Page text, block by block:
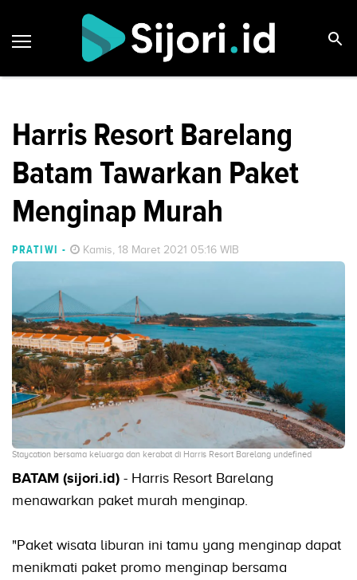
Harris Resort Barelang
Batam Tawarkan Paket
Menginap Murah
PRATIWI - Kamis, 18 Maret 2021 05:16 WIB
Staycation bersama keluarga dan kerabat di Harris Resort Barelang undefined
BATAM (sijori.id) - Harris Resort Barelang
menawarkan paket murah menginap.
"Paket wisata liburan ini tamu yang menginap dapat
menikmati paket promo menginap bersama